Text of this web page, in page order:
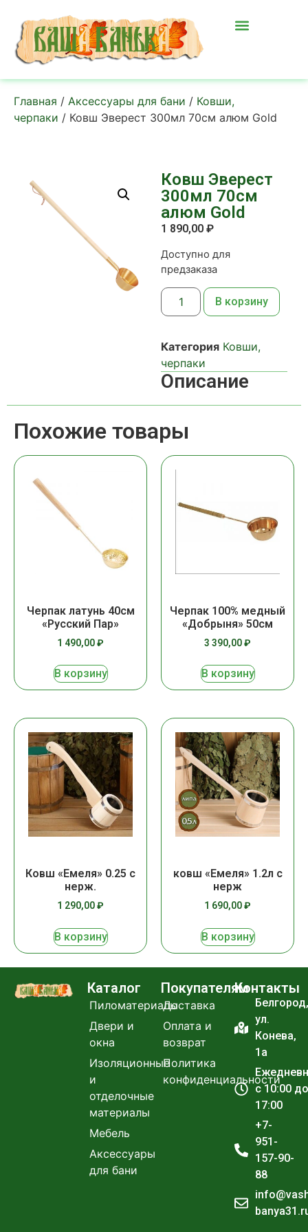
Главная / Аксессуары для бани / Ковши,
черпаки / Ковш Эверест 300мл 70см алюм Gold
Ковш Эверест
300мл 70см
алюм Gold
1 890,00 ₽
Доступно для
предзаказа
В корзину
Категория Ковши,
черпаки
Описание
Похожие товары
Черпак латунь 40см
«Русский Пар»
1 490,00₽
В корзину
Черпак 100% медный
«Добрыня» 50см
3 390,00₽
В корзину
Ковш «Емеля» 0.25 с
нерж.
1 290,00₽
В корзину
ковш «Емеля» 1.2л с
нерж
1 690,00₽
В корзину
Каталог
Пиломатериалы
Двери и
окна
Изоляционные
и
отделочные
материалы
Мебель
Аксессуары
для бани
Покупателям
Доставка
Оплата и
возврат
Политика
конфиденциальности
Контакты
Белгород,
ул.
Конева,
1а
с 10:00 до
17:00
+7-
951-
157-90-
88